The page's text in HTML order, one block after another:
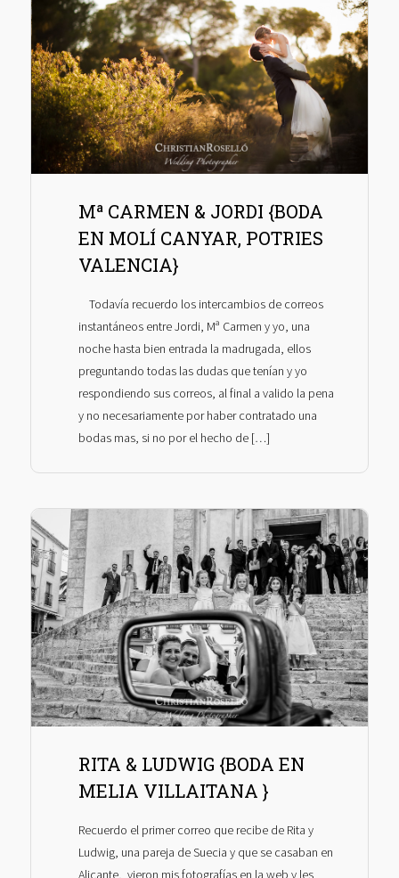
Mª CARMEN & JORDI {BODA
EN MOLÍ CANYAR, POTRIES
VALENCIA}
Todavía recuerdo los intercambios de correos
instantáneos entre Jordi, Mª Carmen y yo, una
noche hasta bien entrada la madrugada, ellos
preguntando todas las dudas que tenían y yo
respondiendo sus correos, al final a valido la pena
y no necesariamente por haber contratado una
bodas mas, si no por el hecho de […]
RITA & LUDWIG {BODA EN
MELIA VILLAITANA }
Recuerdo el primer correo que recibe de Rita y
Ludwig, una pareja de Suecia y que se casaban en
Alicante, vieron mis fotografías en la web y les